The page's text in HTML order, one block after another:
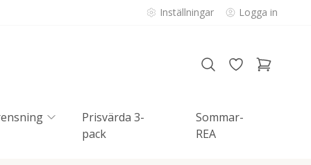
Inställningar Logga in
Prisvärda 3-
pack
Sommar-
REA